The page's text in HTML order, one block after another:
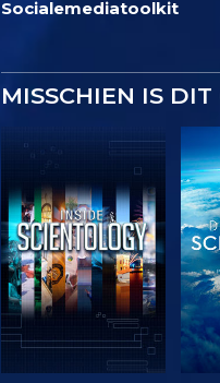
Socialemediatoolkit
MISSCHIEN IS